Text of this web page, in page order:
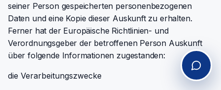
seiner Person gespeicherten personenbezogenen
Daten und eine Kopie dieser Auskunft zu erhalten.
Ferner hat der Europäische Richtlinien- und
Verordnungsgeber der betroffenen Person Auskunft
über folgende Informationen zugestanden:
die Verarbeitungszwecke